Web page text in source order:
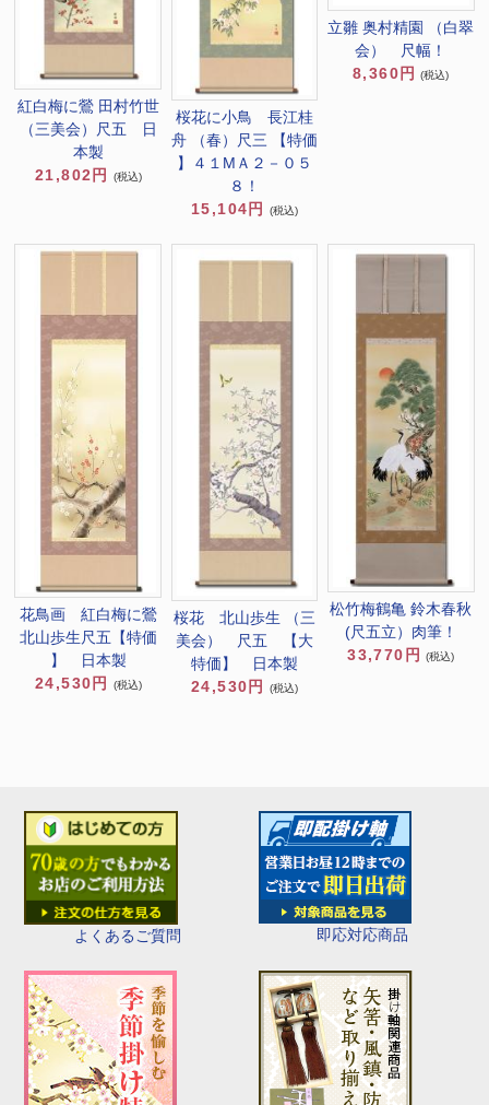
よくあるご質問 即応対応商品
紅白梅に鶯 田村竹世
（三美会）尺五 日
本製
21,802円
(税込)
桜花に小鳥 長江桂
舟 （春）尺三 【特価
】４１MＡ２－０５
８！
15,104円
(税込)
立雛 奥村精園 （白翠
会） 尺幅！
8,360円
(税込)
花鳥画 紅白梅に鶯
北山歩生尺五【特価
】 日本製
24,530円
(税込)
桜花 北山歩生 （三
美会） 尺五 【大
特価】 日本製
24,530円
(税込)
松竹梅鶴亀 鈴木春秋
(尺五立）肉筆！
33,770円
(税込)